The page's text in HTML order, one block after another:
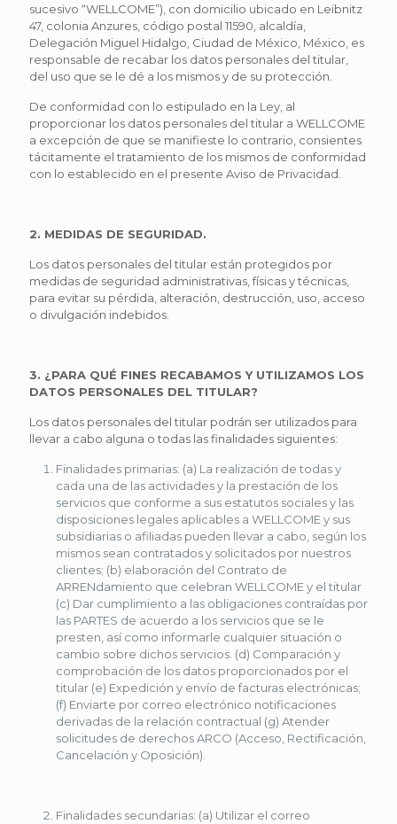
sucesivo “WELLCOME”), con domicilio ubicado en Leibnitz
47, colonia Anzures, código postal 11590, alcaldía,
Delegación Miguel Hidalgo, Ciudad de México, México, es
responsable de recabar los datos personales del titular,
del uso que se le dé a los mismos y de su protección.
De conformidad con lo estipulado en la Ley, al
proporcionar los datos personales del titular a WELLCOME
a excepción de que se manifieste lo contrario, consientes
tácitamente el tratamiento de los mismos de conformidad
con lo establecido en el presente Aviso de Privacidad.
2. MEDIDAS DE SEGURIDAD.
Los datos personales del titular están protegidos por
medidas de seguridad administrativas, físicas y técnicas,
para evitar su pérdida, alteración, destrucción, uso, acceso
o divulgación indebidos.
3. ¿PARA QUÉ FINES RECABAMOS Y UTILIZAMOS LOS
DATOS PERSONALES DEL TITULAR?
Los datos personales del titular podrán ser utilizados para
llevar a cabo alguna o todas las finalidades siguientes:
Finalidades primarias: (a) La realización de todas y
cada una de las actividades y la prestación de los
servicios que conforme a sus estatutos sociales y las
disposiciones legales aplicables a WELLCOME y sus
subsidiarias o afiliadas pueden llevar a cabo, según los
mismos sean contratados y solicitados por nuestros
clientes; (b) elaboración del Contrato de
ARRENdamiento que celebran WELLCOME y el titular
(c) Dar cumplimiento a las obligaciones contraídas por
las PARTES de acuerdo a los servicios que se le
presten, así como informarle cualquier situación o
cambio sobre dichos servicios. (d) Comparación y
comprobación de los datos proporcionados por el
titular (e) Expedición y envío de facturas electrónicas;
(f) Enviarte por correo electrónico notificaciones
derivadas de la relación contractual (g) Atender
solicitudes de derechos ARCO (Acceso, Rectificación,
Cancelación y Oposición).
Finalidades secundarias: (a) Utilizar el correo